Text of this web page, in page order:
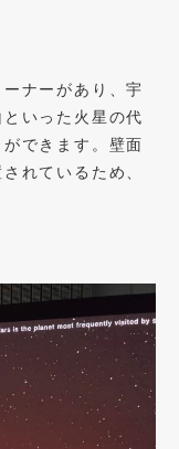
ナーがあり、宇
いった火星の代
できます。壁面
れているため、